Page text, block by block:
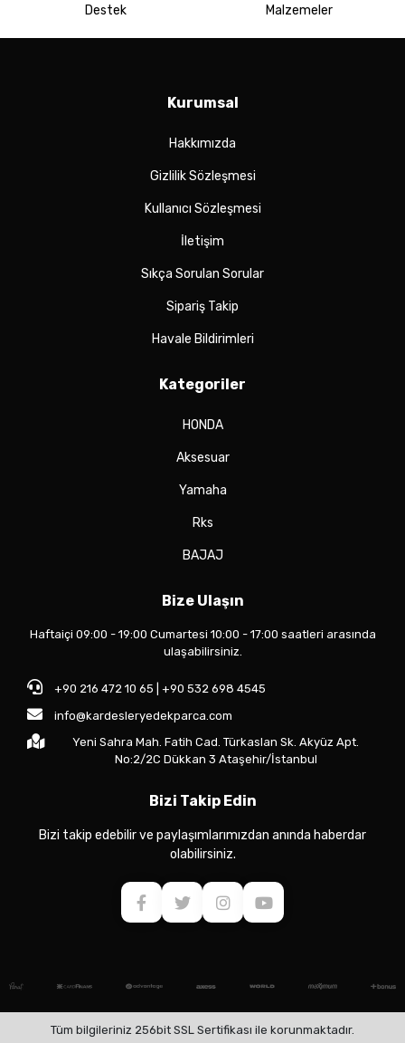
Destek Malzemeler
Kurumsal
Hakkımızda
Gizlilik Sözleşmesi
Kullanıcı Sözleşmesi
İletişim
Sıkça Sorulan Sorular
Sipariş Takip
Havale Bildirimleri
Kategoriler
HONDA
Aksesuar
Yamaha
Rks
BAJAJ
Bize Ulaşın
Haftaiçi 09:00 - 19:00 Cumartesi 10:00 - 17:00 saatleri arasında
ulaşabilirsiniz.
+90 216 472 10 65 | +90 532 698 4545
info@kardesleryedekparca.com
Yeni Sahra Mah. Fatih Cad. Türkaslan Sk. Akyüz Apt.
No:2/2C Dükkan 3 Ataşehir/İstanbul
Bizi Takip Edin
Bizi takip edebilir ve paylaşımlarımızdan anında haberdar
olabilirsiniz.
Tüm bilgileriniz 256bit SSL Sertifikası ile korunmaktadır.